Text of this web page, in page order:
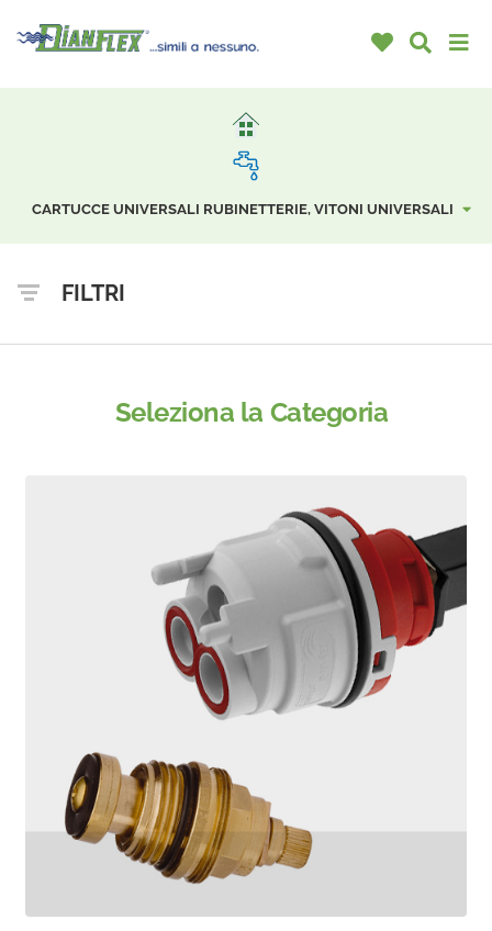
CARTUCCE UNIVERSALI RUBINETTERIE, VITONI UNIVERSALI
FILTRI
Seleziona la Categoria